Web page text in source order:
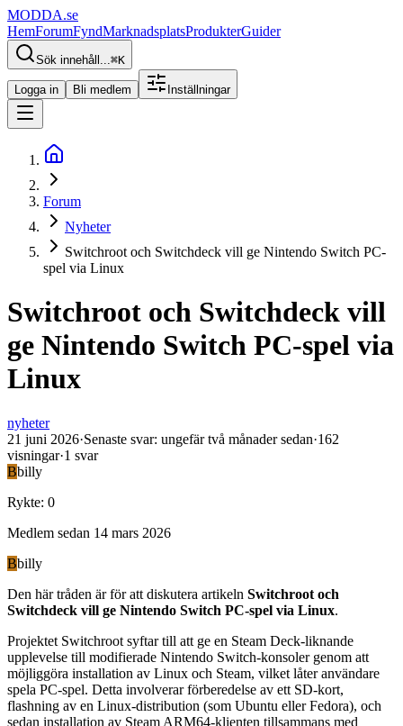
MODDA.se
HemForumFyndMarknadsplatsProdukterGuider
Sök innehåll...⌘K
Logga in Bli medlem Inställningar
Forum
Nyheter
Switchroot och Switchdeck vill ge Nintendo Switch PC-
spel via Linux
Switchroot och Switchdeck vill
ge Nintendo Switch PC-spel via
Linux
nyheter
21 juni 2026·Senaste svar: ungefär två månader sedan·162
visningar·1 svar
Bbilly
Rykte: 0
Medlem sedan 14 mars 2026
Bbilly
Den här tråden är för att diskutera artikeln Switchroot och
Switchdeck vill ge Nintendo Switch PC-spel via Linux.
Projektet Switchroot syftar till att ge en Steam Deck-liknande
upplevelse till modifierade Nintendo Switch-konsoler genom att
möjliggöra installation av Linux och Steam, vilket låter användare
spela PC-spel. Detta involverar förberedelse av ett SD-kort,
flashning av en Linux-distribution (som Ubuntu eller Fedora), och
sedan installation av Steam ARM64-klienten tillsammans med